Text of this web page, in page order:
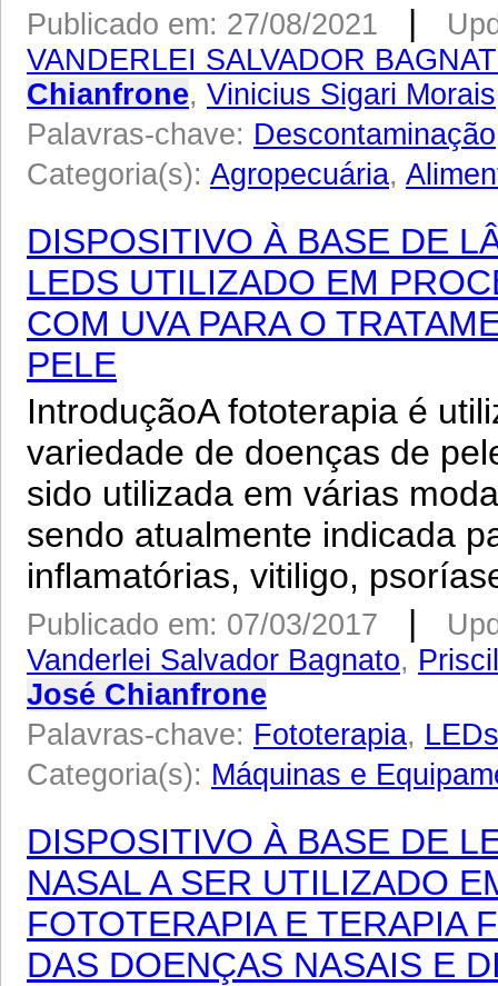
Publicado em: 27/08/2021 |
VANDERLEI SALVADOR
Chianfrone, Vinicius Sigari Morais
Palavras-chave: Descontaminação
Categoria(s): Agropecuária,
DISPOSITIVO À BASE DE
LEDS UTILIZADO EM
COM UVA PARA O
PELE
IntroduçãoA fototerapia é
variedade de doenças de
sido utilizada em várias
sendo atualmente indicada
inflamatórias, vitiligo,
Publicado em: 07/03/2017 |
Vanderlei Salvador Bagnato,
José Chianfrone
Palavras-chave: Fototerapia, LEDs
Categoria(s): Máquinas e
DISPOSITIVO À BASE DE
NASAL A SER UTILIZADO
FOTOTERAPIA E TERAPIA
DAS DOENÇAS NASAIS E